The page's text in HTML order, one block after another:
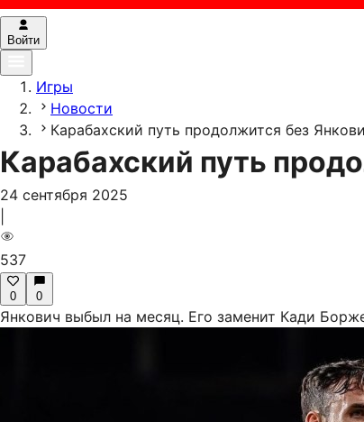
Войти
Игры
Новости
Карабахский путь продолжится без
Карабахский путь
24 сентября 2025
537
0 0
Янкович выбыл на месяц. Его заменит Кади